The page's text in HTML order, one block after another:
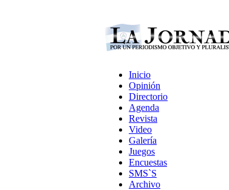
Inicio
Opinión
Directorio
Agenda
Revista
Video
Galería
Juegos
Encuestas
SMS`S
Archivo